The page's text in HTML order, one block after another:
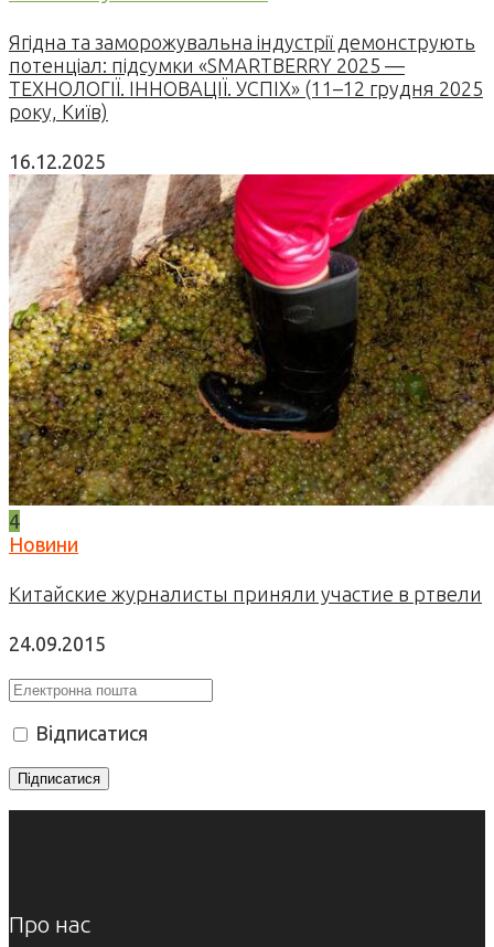
Ягідна та заморожувальна індустрії демонструють
потенціал: підсумки «SMARTBERRY 2025 —
ТЕХНОЛОГІЇ. ІННОВАЦІЇ. УСПІХ» (11–12 грудня 2025
року, Київ)
16.12.2025
4
Новини
Китайские журналисты приняли участие в ртвели
24.09.2015
Відписатися
Про нас